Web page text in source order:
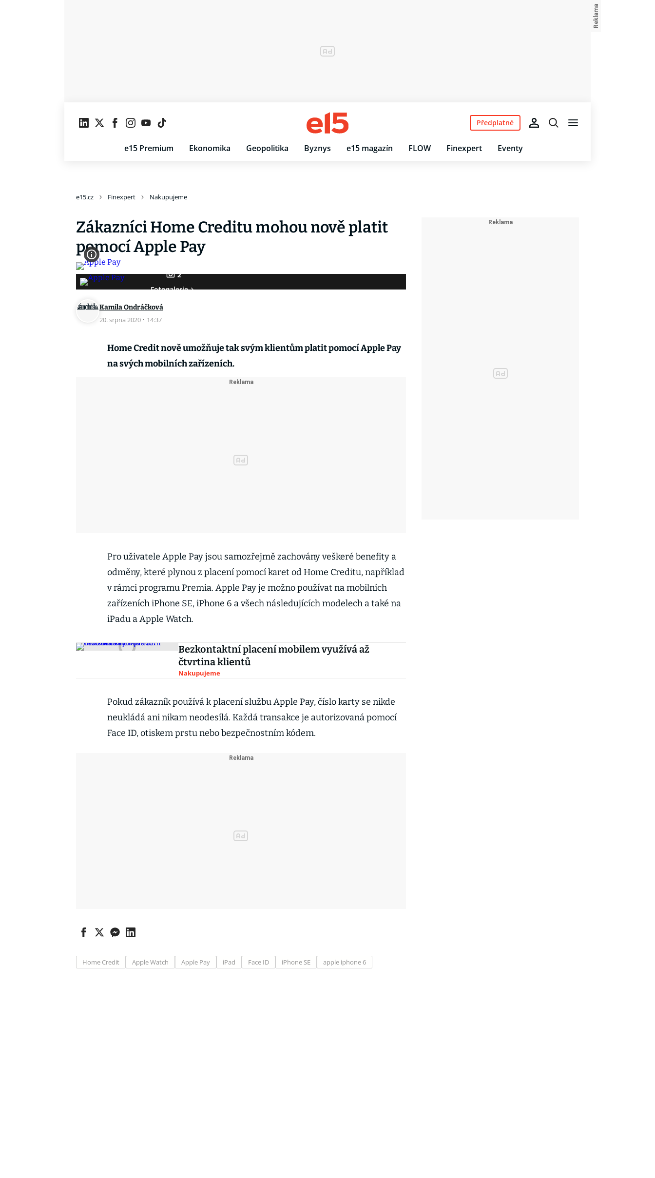
e15 Premium Ekonomika Geopolitika Byznys e15 magazín FLOW Finexpert Eventy
Předplatné
e15.cz Finexpert Nakupujeme
Zákazníci Home Creditu mohou nově platit
pomocí Apple Pay
2
Fotogalerie
Kamila Ondráčková
20. srpna 2020 · 14:37
Home Credit nově umožňuje tak svým klientům platit pomocí Apple Pay
na svých mobilních zařízeních.
Pro uživatele Apple Pay jsou samozřejmě zachovány veškeré benefity a
odměny, které plynou z placení pomocí karet od Home Creditu, například
v rámci programu Premia. Apple Pay je možno používat na mobilních
zařízeních iPhone SE, iPhone 6 a všech následujících modelech a také na
iPadu a Apple Watch.
Bezkontaktní placení mobilem využívá až
čtvrtina klientů
Nakupujeme
Pokud zákazník používá k placení službu Apple Pay, číslo karty se nikde
neukládá ani nikam neodesílá. Každá transakce je autorizovaná pomocí
Face ID, otiskem prstu nebo bezpečnostním kódem.
Home Credit Apple Watch Apple Pay iPad Face ID iPhone SE apple iphone 6